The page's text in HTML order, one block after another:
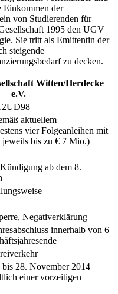
Einkommen der
von Studierenden für
1995 den UGV
Sie tritt als Emittentin der
steigende
zu decken.
Witten/Herdecke
e.V.
aktuellem
vier Folgeanleihen mit
bis zu € 7 Mio.)
ab dem 8.
Negativerklärung
innerhalb von 6
28. November 2014
einer vorzeitigen